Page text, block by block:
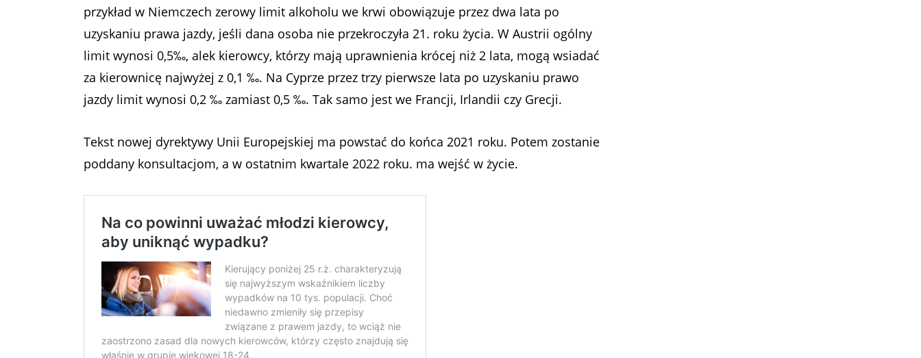
przykład w Niemczech zerowy limit alkoholu we krwi obowiązuje przez dwa lata po
uzyskaniu prawa jazdy, jeśli dana osoba nie przekroczyła 21. roku życia. W Austrii ogólny
limit wynosi 0,5‰, alek kierowcy, którzy mają uprawnienia krócej niż 2 lata, mogą wsiadać
za kierownicę najwyżej z 0,1 ‰. Na Cyprze przez trzy pierwsze lata po uzyskaniu prawo
jazdy limit wynosi 0,2 ‰ zamiast 0,5 ‰. Tak samo jest we Francji, Irlandii czy Grecji.
Tekst nowej dyrektywy Unii Europejskiej ma powstać do końca 2021 roku. Potem zostanie
poddany konsultacjom, a w ostatnim kwartale 2022 roku. ma wejść w życie.